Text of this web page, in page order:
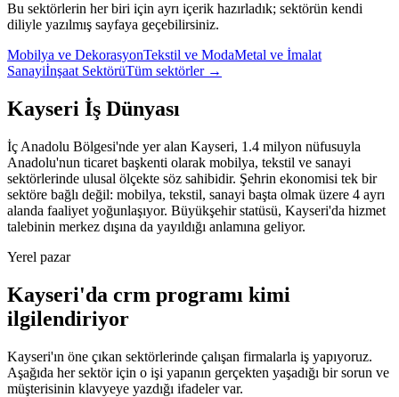
Bu sektörlerin her biri için ayrı içerik hazırladık; sektörün kendi
diliyle yazılmış sayfaya geçebilirsiniz.
Mobilya ve DekorasyonTekstil ve ModaMetal ve İmalat
Sanayiİnşaat SektörüTüm sektörler →
Kayseri İş Dünyası
İç Anadolu Bölgesi'nde yer alan Kayseri, 1.4 milyon nüfusuyla
Anadolu'nun ticaret başkenti olarak mobilya, tekstil ve sanayi
sektörlerinde ulusal ölçekte söz sahibidir. Şehrin ekonomisi tek bir
sektöre bağlı değil: mobilya, tekstil, sanayi başta olmak üzere 4 ayrı
alanda faaliyet yoğunlaşıyor. Büyükşehir statüsü, Kayseri'da hizmet
talebinin merkez dışına da yayıldığı anlamına geliyor.
Yerel pazar
Kayseri'da crm programı kimi
ilgilendiriyor
Kayseri'ın öne çıkan sektörlerinde çalışan firmalarla iş yapıyoruz.
Aşağıda her sektör için o işi yapanın gerçekten yaşadığı bir sorun ve
müşterisinin klavyeye yazdığı ifadeler var.